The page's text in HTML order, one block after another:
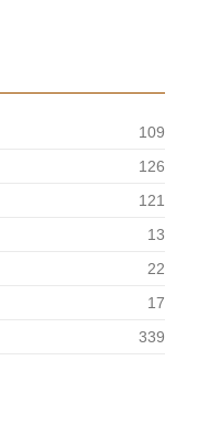
109
126
121
13
22
17
339